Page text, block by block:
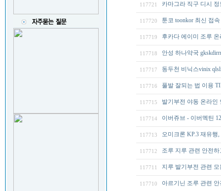
117721 카마그라 직구 디시
117720 툰코 toonkor 최신 접
117719 후카다 에이미 조루
117718 안성 하나약국
117717 동두천 비닉스vinix
117716 풀발 잘되는 법 이용
117715 발기부전 야동 온라인
117714 이버쥬브 - 이버멕틴
117713 오미크론 KP.3 재유
117712 조루 지루 관련 안전
117711 지루 발기부전 관련
117710 아르기닌 조루 관련